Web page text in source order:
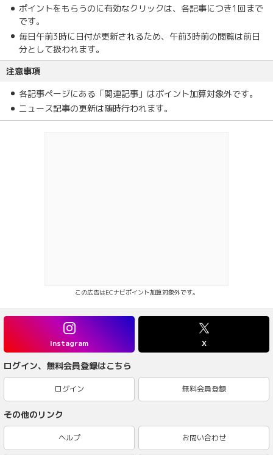
ポイントをもらうのに有効なクリックは、各記事につき1回まで
です。
毎日午前3時に日付が更新されるため、午前3時前の閲覧は前日
分として扱われます。
注意事項
各記事ページにある「関連記事」はポイント加算対象外です。
ニュース記事の更新は随時行われます。
この広告はECナビポイント加算対象外です。
Instagram X
ログイン、無料会員登録はこちら
ログイン 無料会員登録
その他のリンク
ヘルプ お問い合わせ